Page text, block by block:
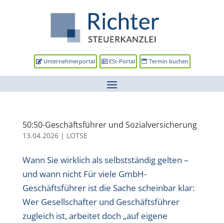
Unternehmerportal ESt-Portal Termin buchen
50:50-Geschäftsführer und Sozialversicherung
13.04.2026| LOTSE
Wann Sie wirklich als selbstständig gelten –
und wann nicht Für viele GmbH-
Geschäftsführer ist die Sache scheinbar klar:
Wer Gesellschafter und Geschäftsführer
zugleich ist, arbeitet doch „auf eigene